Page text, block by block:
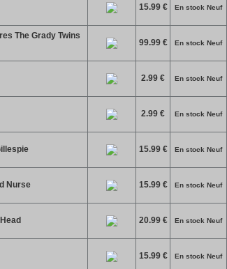
15.99 € En stock Neuf
The Grady Twins
99.99 € En stock Neuf
2.99 € En stock Neuf
2.99 € En stock Neuf
15.99 € En stock Neuf
Nurse 15.99 € En stock Neuf
20.99 € En stock Neuf
15.99 € En stock Neuf